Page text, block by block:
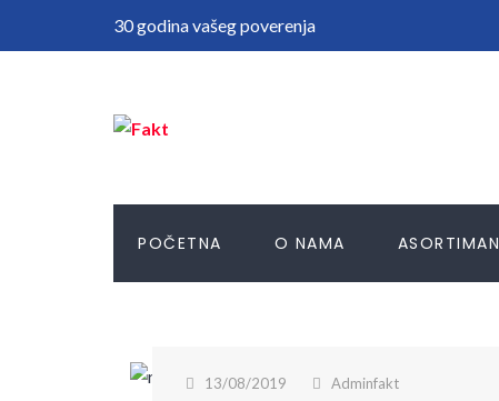
30 godina vašeg poverenja
POČETNA O NAMA ASORTIMAN
13/08/2019 Adminfakt